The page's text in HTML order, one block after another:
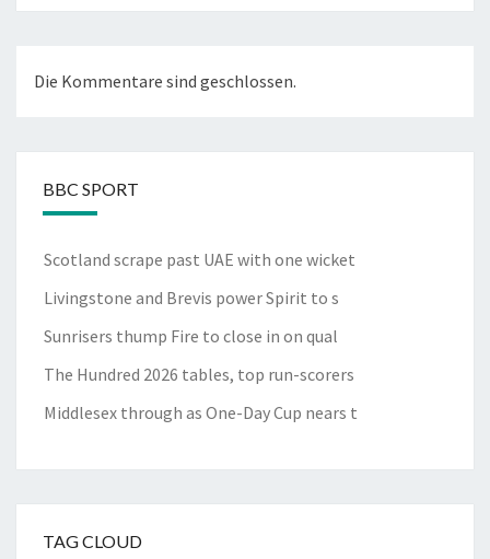
Die Kommentare sind geschlossen.
BBC SPORT
Scotland scrape past UAE with one wicket
Livingstone and Brevis power Spirit to s
Sunrisers thump Fire to close in on qual
The Hundred 2026 tables, top run-scorers
Middlesex through as One-Day Cup nears t
TAG CLOUD